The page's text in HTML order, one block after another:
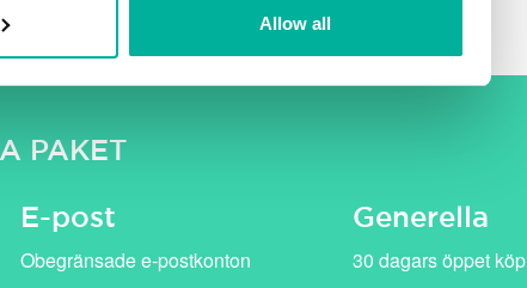
Allow all
text).
PAKET
E-post
Obegränsade e-postkonton
Generella
30 dagars öppet köp